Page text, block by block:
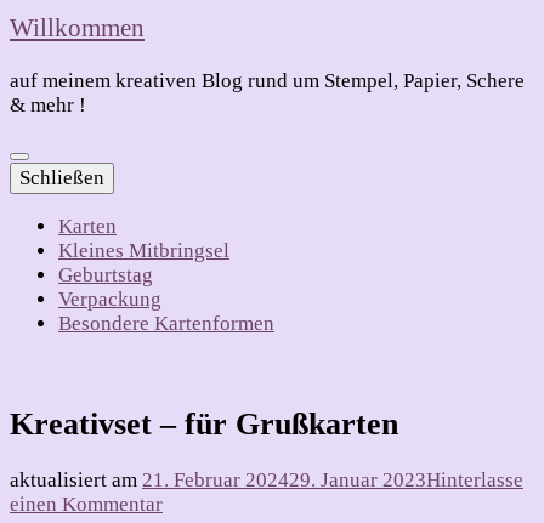
Willkommen
auf meinem kreativen Blog rund um Stempel, Papier, Schere
& mehr !
Schließen
Karten
Kleines Mitbringsel
Geburtstag
Verpackung
Besondere Kartenformen
Kreativset – für Grußkarten
aktualisiert am 21. Februar 202429. Januar 2023Hinterlasse
einen Kommentarzu